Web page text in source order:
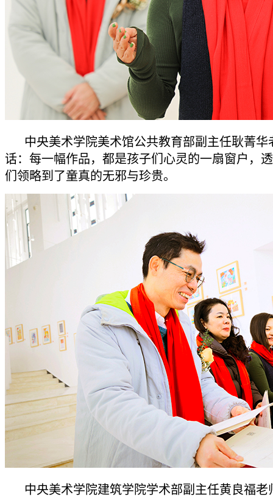
中央美术学院美术馆公共教育部副主任耿菁华
话：每一幅作品，都是孩子们心灵的一扇窗户，
们领略到了童真的无邪与珍贵。
中央美术学院建筑学院学术部副主任黄良福老